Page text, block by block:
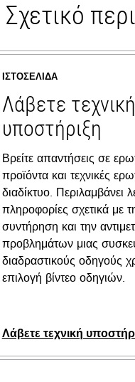
Σχετικό
ΙΣΤΟΣΕΛΊΔΑ
Λάβετε τεχνική
υποστήριξη
Βρείτε απαντήσεις σε
προϊόντα και τεχνικές
διαδίκτυο. Περιλαμβάνει
πληροφορίες σχετικά με
συντήρηση και την
προβλημάτων μιας
διαδραστικούς οδηγούς
επιλογή βίντεο οδηγιών.
Λάβετε τεχνική